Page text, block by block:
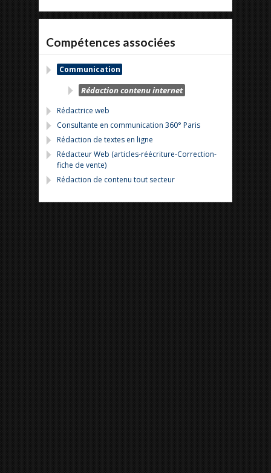
Compétences associées
Communication
Rédaction contenu internet
Rédactrice web
Consultante en communication 360° Paris
Rédaction de textes en ligne
Rédacteur Web (articles-réécriture-Correction-
fiche de vente)
Rédaction de contenu tout secteur